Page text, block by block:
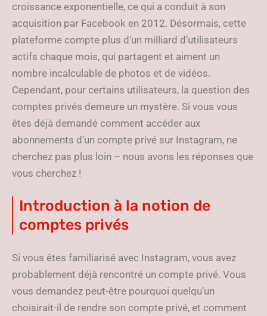
croissance exponentielle, ce qui a conduit à son
acquisition par Facebook en 2012. Désormais, cette
plateforme compte plus d’un milliard d’utilisateurs
actifs chaque mois, qui partagent et aiment un
nombre incalculable de photos et de vidéos.
Cependant, pour certains utilisateurs, la question des
comptes privés demeure un mystère. Si vous vous
êtes déjà demandé comment accéder aux
abonnements d’un compte privé sur Instagram, ne
cherchez pas plus loin – nous avons les réponses que
vous cherchez !
Introduction à la notion de
comptes privés
Si vous êtes familiarisé avec Instagram, vous avez
probablement déjà rencontré un compte privé. Vous
vous demandez peut-être pourquoi quelqu’un
choisirait-il de rendre son compte privé, et comment